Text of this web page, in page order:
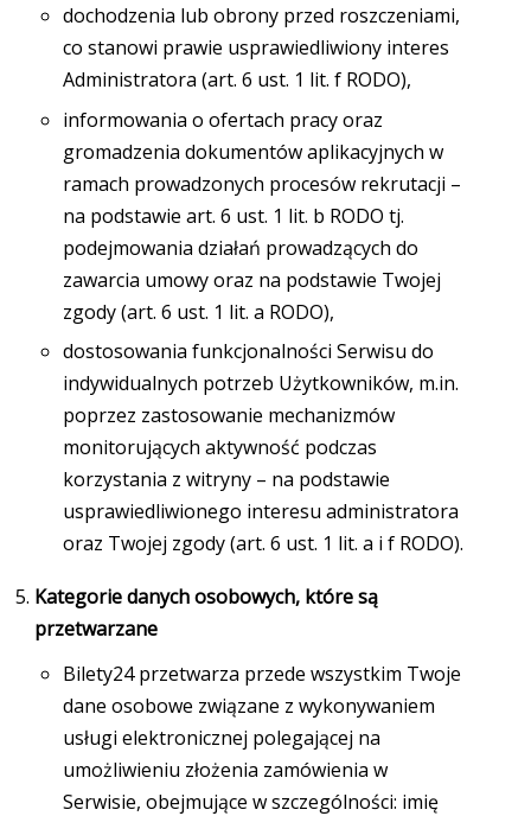
dochodzenia lub obrony przed roszczeniami,
co stanowi prawie usprawiedliwiony interes
Administratora (art. 6 ust. 1 lit. f RODO),
informowania o ofertach pracy oraz
gromadzenia dokumentów aplikacyjnych w
ramach prowadzonych procesów rekrutacji –
na podstawie art. 6 ust. 1 lit. b RODO tj.
podejmowania działań prowadzących do
zawarcia umowy oraz na podstawie Twojej
zgody (art. 6 ust. 1 lit. a RODO),
dostosowania funkcjonalności Serwisu do
indywidualnych potrzeb Użytkowników, m.in.
poprzez zastosowanie mechanizmów
monitorujących aktywność podczas
korzystania z witryny – na podstawie
usprawiedliwionego interesu administratora
oraz Twojej zgody (art. 6 ust. 1 lit. a i f RODO).
Kategorie danych osobowych, które są
przetwarzane
Bilety24 przetwarza przede wszystkim Twoje
dane osobowe związane z wykonywaniem
usługi elektronicznej polegającej na
umożliwieniu złożenia zamówienia w
Serwisie, obejmujące w szczególności: imię